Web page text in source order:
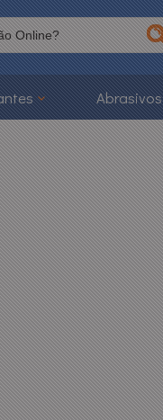
Abrasivos